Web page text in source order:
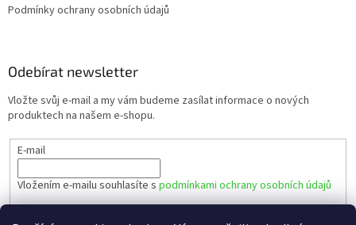
Podmínky ochrany osobních údajů
Odebírat newsletter
Vložte svůj e-mail a my vám budeme zasílat informace o nových
produktech na našem e-shopu.
E-mail
Vložením e-mailu souhlasíte s podmínkami ochrany osobních údajů
PŘIHLÁSIT SE